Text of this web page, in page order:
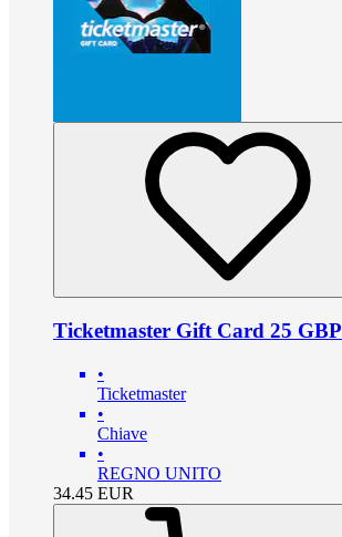
Ticketmaster Gift Card 25 GBP
•
Ticketmaster
•
Chiave
•
REGNO UNITO
34.45 EUR